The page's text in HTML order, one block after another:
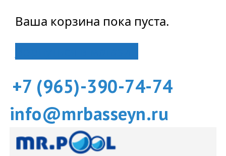
Ваша корзина пока пуста.
+7 (965)-390-74-74
info@mrbasseyn.ru